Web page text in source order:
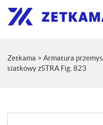
Zetkama > Armatura
siatkowy zSTRA Fig. 823